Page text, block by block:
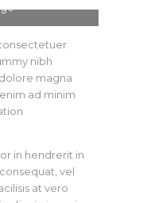
nibh
magna
ad minim
in hendrerit in
vel
at vero